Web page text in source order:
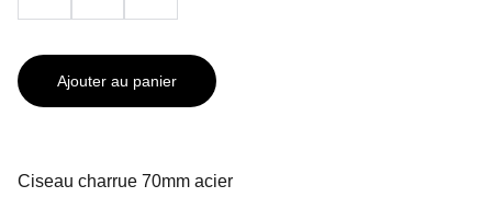
Ajouter au panier
Ciseau charrue 70mm acier